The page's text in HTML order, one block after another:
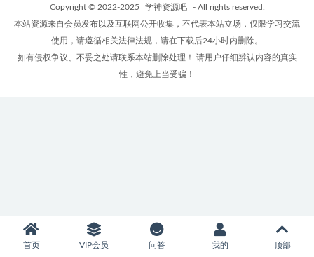
Copyright © 2022-2025 学神资源吧
- All rights reserved.
本站资源来自会员发布以及互联网公开收集，不代表本站立场，仅限学习交流
使用，请遵循相关法律法规，请在下载后24小时内删除。
如有侵权争议、不妥之处请联系本站删除处理！ 请用户仔细辨认内容的真实
性，避免上当受骗！
首页 VIP会员 问答 我的 顶部